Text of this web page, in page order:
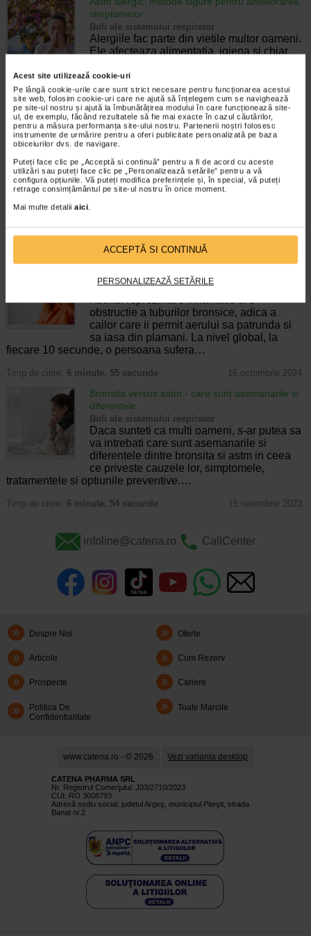
Acest site utilizează cookie-uri
Pe lângă cookie-urile care sunt strict necesare pentru funcționarea acestui
site web, folosim cookie-uri care ne ajută să înțelegem cum se navighează
pe site-ul nostru și ajută la îmbunătățirea modului în care funcționează site-
ul, de exemplu, făcând rezultatele să fie mai exacte în cazul căutărilor,
pentru a măsura performanța site-ului nostru. Partenerii noștri folosesc
instrumente de urmărire pentru a oferi publicitate personalizată pe baza
obiceiurilor dvs. de navigare.
Puteți face clic pe „Acceptă si continuă” pentru a fi de acord cu aceste
utilizări sau puteți face clic pe „Personalizează setările” pentru a vă
configura opțiunile. Vă puteți modifica preferințele și, în special, vă puteți
retrage consimțământul pe site-ul nostru în orice moment.
Mai multe detalii aici.
ACCEPTĂ SI CONTINUĂ
PERSONALIZEAZĂ SETĂRILE
simptomelor
Boli ale sistemului respirator
Alergiile fac parte din vietile multor oameni.
Ele afecteaza alimentatia, igiena si chiar
momentul in care alergiile se combina cu
astmul, care este o tulburare…
Timp de citire:4 minute, 18 secunde 30 martie 2026
Astm bronsic: cauze, simptome, tratament,
preventie
Boli cronice
Astmul bronsic este o boala inflamatorie
care poate afecta caile respiratorii catre
plamani. Astmul bronsic perturba respiratia
si poate ingreuna sau poate face imposibila
6 minute, 10 secunde
Criza de astm: manifestari clinice si masuri de
prim ajutor
Boli cronice
Astmul reprezinta o inflamatie si o
obstructie a tuburilor bronsice, adica a
cailor care ii permit aerului sa patrunda si
sa iasa din plamani. La nivel global, la
fiecare 10 secunde, o persoana sufera…
Timp de citire: 6 minute, 55 secunde 16 octombrie 2024
Bronsita versus astm - care sunt asemanarile si
diferentele
Boli ale sistemului respirator
Daca sunteti ca multi oameni, s-ar putea sa
va intrebati care sunt asemanarile si
diferentele dintre bronsita si astm in ceea
ce priveste cauzele lor, simptomele,
tratamentele si optiunile preventive.…
Timp de citire: 6 minute, 54 secunde 15 noiembrie 2023
infoline@catena.ro CallCenter
Despre Noi Oferte
Articole Cum Rezerv
Prospecte Cariere
Politica De
Confidentialitate
Toate Marcile
www.catena.ro - © 2026 Vezi varianta desktop
CATENA PHARMA SRL
Nr. Registrul Comerţului: J03/2710/2023
CUI: RO 3008793
Adresă sediu social: judetul Argeş, municipiul Piteşti, strada
Banat nr.2